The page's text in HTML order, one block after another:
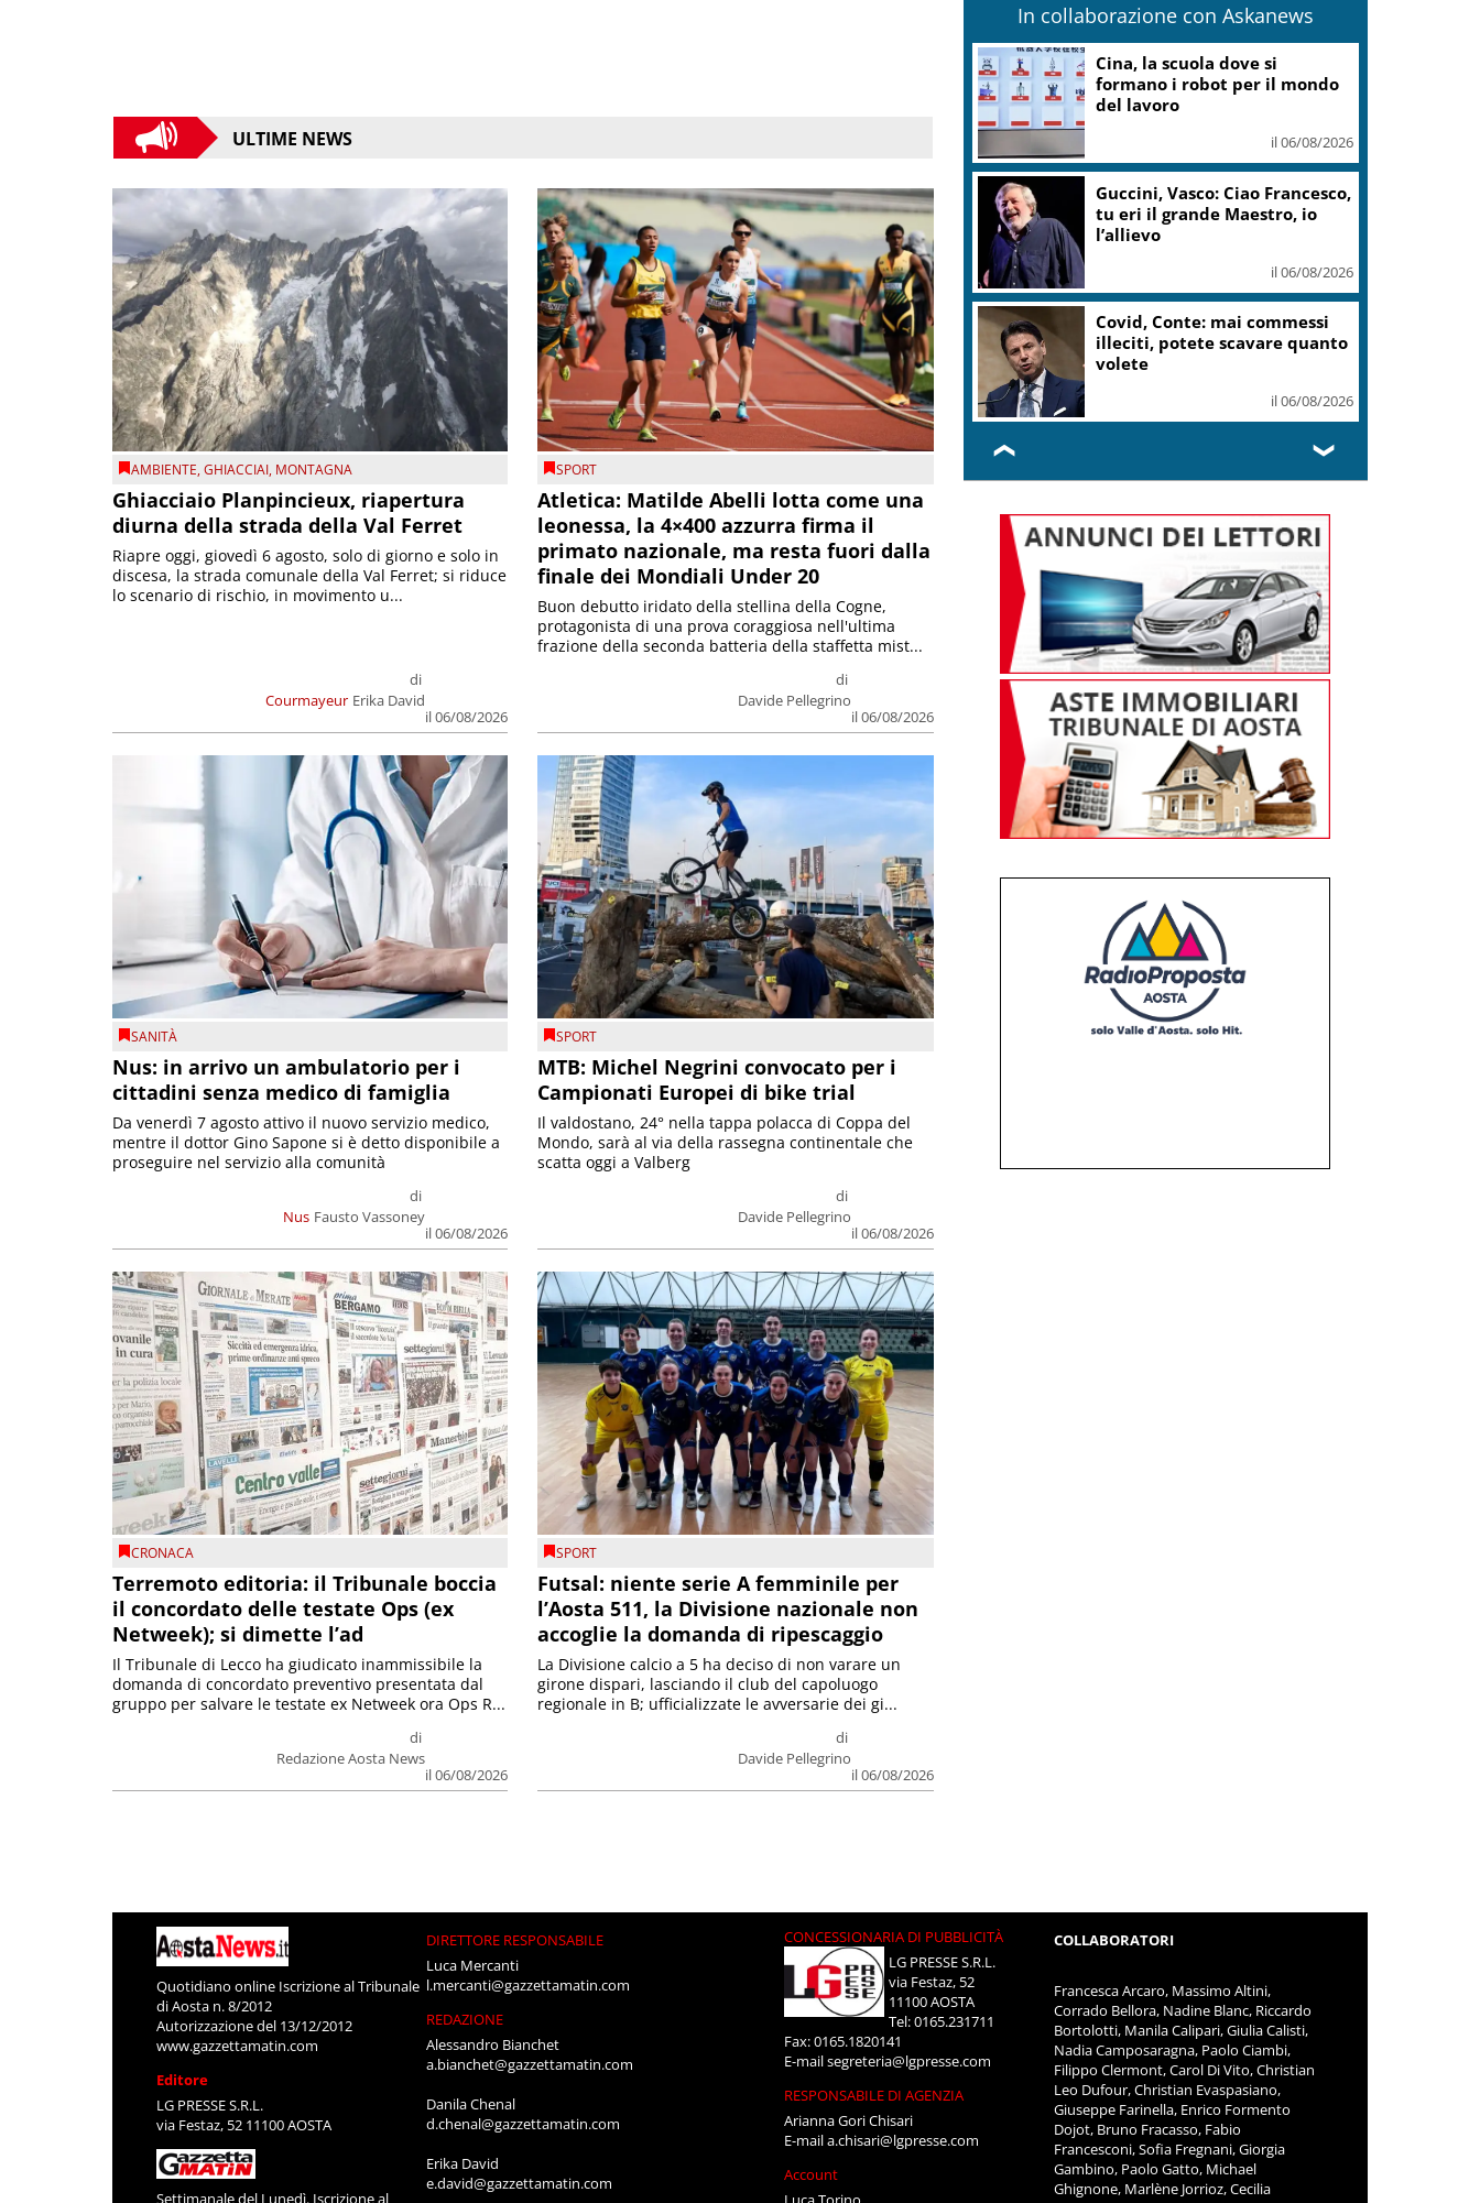
ULTIME NEWS
AMBIENTE,GHIACCIAI, MONTAGNA
Ghiacciaio Planpincieux, riapertura
diurna della strada della Val Ferret
Courmayeur
di
Erika David
il 06/08/2026
Riapre oggi, giovedì 6 agosto, solo di giorno e solo in
discesa, la strada comunale della Val Ferret; si riduce
lo scenario di rischio, in movimento u...
SPORT
Atletica: Matilde Abelli lotta come una
leonessa, la 4×400 azzurra firma il
primato nazionale, ma resta fuori dalla
finale dei Mondiali Under 20
di
Davide Pellegrino
il 06/08/2026
Buon debutto iridato della stellina della Cogne,
protagonista di una prova coraggiosa nell'ultima
frazione della seconda batteria della staffetta mist...
SANITÀ
Nus: in arrivo un ambulatorio per i
cittadini senza medico di famiglia
Nus
di
Fausto Vassoney
il 06/08/2026
Da venerdì 7 agosto attivo il nuovo servizio medico,
mentre il dottor Gino Sapone si è detto disponibile a
proseguire nel servizio alla comunità
SPORT
MTB: Michel Negrini convocato per i
Campionati Europei di bike trial
di
Davide Pellegrino
il 06/08/2026
Il valdostano, 24° nella tappa polacca di Coppa del
Mondo, sarà al via della rassegna continentale che
scatta oggi a Valberg
CRONACA
Terremoto editoria: il Tribunale boccia
il concordato delle testate Ops (ex
Netweek); si dimette l’ad
di
Redazione Aosta News
il 06/08/2026
Il Tribunale di Lecco ha giudicato inammissibile la
domanda di concordato preventivo presentata dal
gruppo per salvare le testate ex Netweek ora Ops R...
SPORT
Futsal: niente serie A femminile per
l’Aosta 511, la Divisione nazionale non
accoglie la domanda di ripescaggio
di
Davide Pellegrino
il 06/08/2026
La Divisione calcio a 5 ha deciso di non varare un
girone dispari, lasciando il club del capoluogo
regionale in B; ufficializzate le avversarie dei gi...
In collaborazione con Askanews
Cina, la scuola dove si
formano i robot per il mondo
del lavoro
il 06/08/2026
Guccini, Vasco: Ciao Francesco,
tu eri il grande Maestro, io
l’allievo
il 06/08/2026
Covid, Conte: mai commessi
illeciti, potete scavare quanto
volete
il 06/08/2026
❮ ❯
Quotidiano online Iscrizione al Tribunale
di Aosta n. 8/2012
Autorizzazione del 13/12/2012
www.gazzettamatin.com
Editore
LG PRESSE S.R.L.
via Festaz, 52 11100 AOSTA
Settimanale del Lunedì. Iscrizione al
DIRETTORE RESPONSABILE
Luca Mercanti
l.mercanti@gazzettamatin.com
REDAZIONE
Alessandro Bianchet
a.bianchet@gazzettamatin.com
Danila Chenal
d.chenal@gazzettamatin.com
Erika David
e.david@gazzettamatin.com
CONCESSIONARIA DI PUBBLICITÀ
LG PRESSE S.R.L.
via Festaz, 52
11100 AOSTA
Tel: 0165.231711
Fax: 0165.1820141
E-mailsegreteria@lgpresse.com
RESPONSABILE DI AGENZIA
Arianna Gori Chisari
E-maila.chisari@lgpresse.com
Account
COLLABORATORI
Francesca Arcaro, Massimo Altini,
Corrado Bellora, Nadine Blanc, Riccardo
Bortolotti, Manila Calipari, Giulia Calisti,
Nadia Camposaragna, Paolo Ciambi,
Filippo Clermont, Carol Di Vito, Christian
Leo Dufour, Christian Evaspasiano,
Giuseppe Farinella, Enrico Formento
Dojot, Bruno Fracasso, Fabio
Francesconi, Sofia Fregnani, Giorgia
Gambino, Paolo Gatto, Michael
Ghignone, Marlène Jorrioz, Cecilia